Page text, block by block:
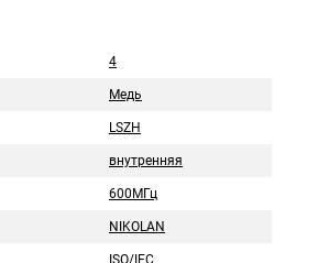
4
Медь
LSZH
внутренняя
600МГц
NIKOLAN
ISO/IEC